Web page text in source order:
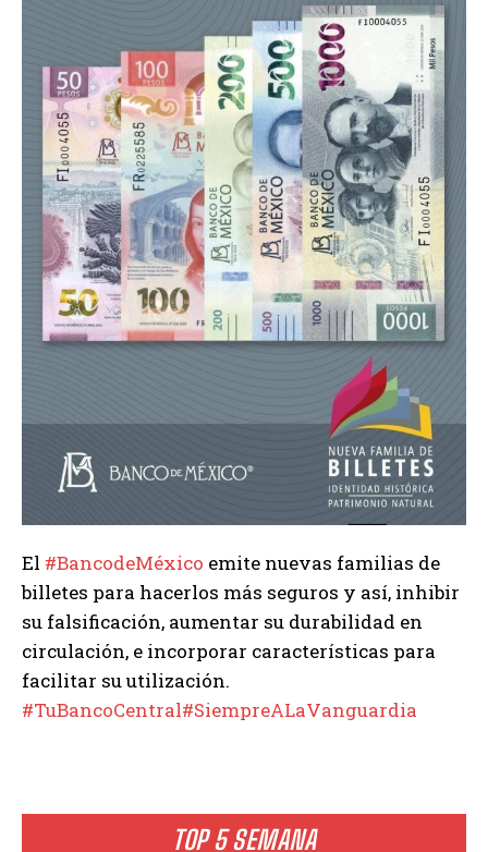
TOP 5 SEMANA
El #BancodeMéxico emite nuevas familias de
billetes para hacerlos más seguros y así, inhibir
su falsificación, aumentar su durabilidad en
circulación, e incorporar características para
facilitar su utilización.
#TuBancoCentral#SiempreALaVanguardia